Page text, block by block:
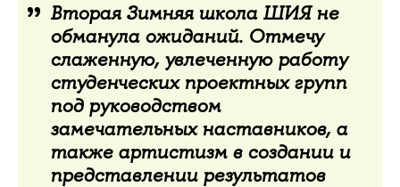
Вторая Зимняя школа ШИЯ не
обманула ожиданий. Отмечу
слаженную, увлеченную работу
студенческих проектных групп
под руководством
замечательных наставников, а
также артистизм в создании и
представлении результатов